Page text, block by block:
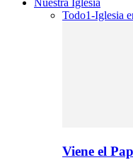
Nuestra Iglesia
Todo1-Iglesia
Viene el